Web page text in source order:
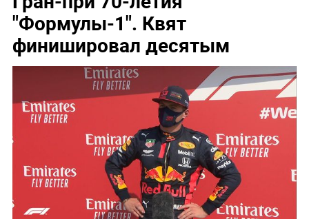
"Формулы-1". Квят
финишировал десятым